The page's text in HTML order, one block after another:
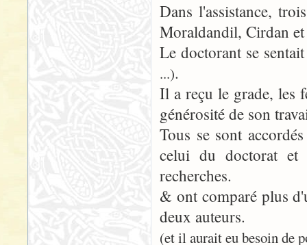
Dans l'assistance,
Moraldandil, Cirdan
Le doctorant se
...).
Il a reçu le grade, les
générosité de son
Tous se sont
celui du doctorat et
recherches.
& ont comparé plus
deux auteurs.
(et il aurait eu besoin de